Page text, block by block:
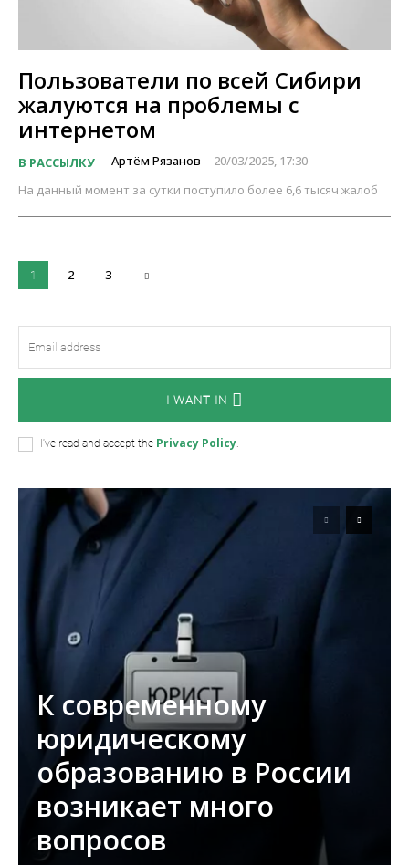
Пользователи по всей Сибири
жалуются на проблемы с
интернетом
В РАССЫЛКУ Артём Рязанов - 20/03/2025, 17:30
На данный момент за сутки поступило более 6,6 тысяч жалоб
1 2 3
I WANT IN
I've read and accept the Privacy Policy.
К современному
юридическому
образованию в России
возникает много
вопросов